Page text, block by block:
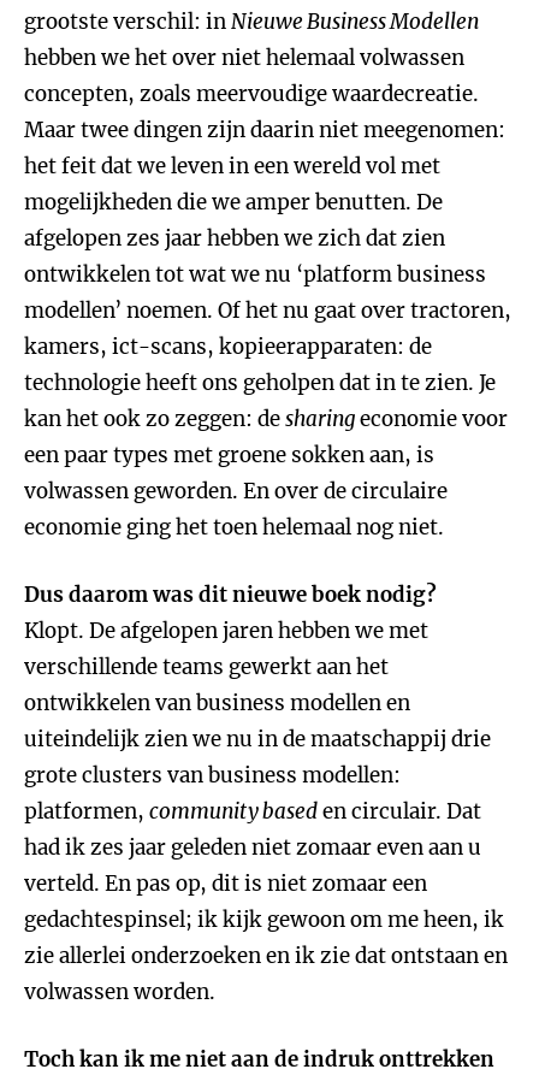
grootste verschil: inNieuwe Business Modellen
hebben we het over niet helemaal volwassen
concepten, zoals meervoudige waardecreatie.
Maar twee dingen zijn daarin niet meegenomen:
het feit dat we leven in een wereld vol met
mogelijkheden die we amper benutten. De
afgelopen zes jaar hebben we zich dat zien
ontwikkelen tot wat we nu ‘platform business
modellen’ noemen. Of het nu gaat over tractoren,
kamers, ict-scans, kopieerapparaten: de
technologie heeft ons geholpen dat in te zien. Je
kan het ook zo zeggen: desharingeconomie voor
een paar types met groene sokken aan, is
volwassen geworden. En over de circulaire
economie ging het toen helemaal nog niet.
Dus daarom was dit nieuwe boek nodig?
Klopt. De afgelopen jaren hebben we met
verschillende teams gewerkt aan het
ontwikkelen van business modellen en
uiteindelijk zien we nu in de maatschappij drie
grote clusters van business modellen:
platformen, community baseden circulair. Dat
had ik zes jaar geleden niet zomaar even aan u
verteld. En pas op, dit is niet zomaar een
gedachtespinsel; ik kijk gewoon om me heen, ik
zie allerlei onderzoeken en ik zie dat ontstaan en
volwassen worden.
Toch kan ik me niet aan de indruk onttrekken